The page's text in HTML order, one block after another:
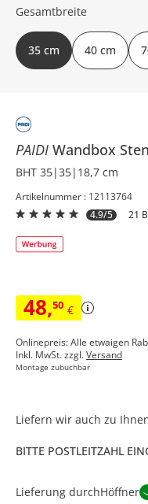
PAIDI Wandbox Sten
BHT 35|35|18,7 cm
Artikelnummer : 12113764
4.9/5
21
48,50 €
Onlinepreis: Alle etwaigen
Inkl. MwSt. zzgl.Versand
Montage zubuchbar
Gesamtbreite
35 cm 40 cm
Liefern wir auch zu
BITTE POSTLEITZAHL
Lieferung durchHöffner